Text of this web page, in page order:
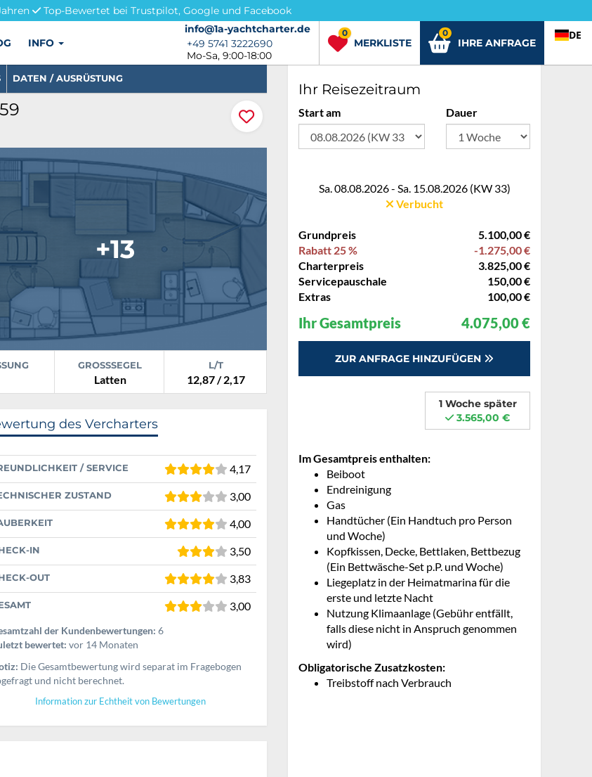
Top-Bewertet bei Trustpilot, Google und Facebook
info@1a-yachtcharter.de
info@1a-yachtcharter.de
+49 5741 3222690
+49 5741 3222690
Mo-Sa, 9:00-18:00
MERKLISTE
0
IHRE ANFRAGE
0 DE
INFO
DATEN / AUSRÜSTUNG
+13
GROSSSEGEL
Latten
L/T
12,87 / 2,17
des Vercharters
/ SERVICE 4,17
ZUSTAND 3,00
4,00
IN 3,50
OUT 3,83
3,00
der Kundenbewertungen: 6
bewertet: vor 14 Monaten
Die Gesamtbewertung wird separat im Fragebogen
und nicht berechnet.
Information zur Echtheit von Bewertungen
Ihr Reisezeitraum
Start am Dauer
Sa. 08.08.2026 - Sa. 15.08.2026 (KW 33)
Verbucht
Grundpreis
5.100,00 €
Rabatt 25 %
-1.275,00 €
Charterpreis
3.825,00 €
Servicepauschale
150,00 €
Extras
100,00 €
Ihr Gesamtpreis 4.075,00 €
ZUR ANFRAGE HINZUFÜGEN
1 Woche später
3.565,00 €
Im Gesamtpreis enthalten:
Beiboot
Endreinigung
Gas
Handtücher (Ein Handtuch pro Person
und Woche)
Kopfkissen, Decke, Bettlaken, Bettbezug
(Ein Bettwäsche-Set p.P. und Woche)
Liegeplatz in der Heimatmarina für die
erste und letzte Nacht
Nutzung Klimaanlage (Gebühr entfällt,
falls diese nicht in Anspruch genommen
wird)
Obligatorische Zusatzkosten:
Treibstoff nach Verbrauch